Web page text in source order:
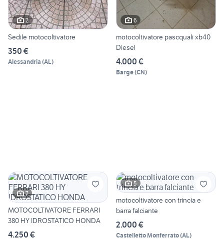
2
Sedile motocoltivatore
350 €
Alessandria (AL)
6
motocoltivatore pascquali xb40
Diesel
4.000 €
Barge(CN)
7
MOTOCOLTIVATORE FERRARI
380 HY IDROSTATICO HONDA
4.250 €
5
motocoltivatore con trincia e
barra falciante
2.000 €
Castelletto Monferrato(AL)